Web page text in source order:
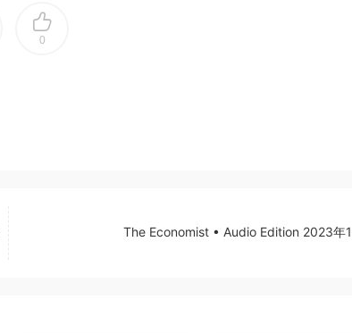
0
The Economist • Audio Edition 2023年